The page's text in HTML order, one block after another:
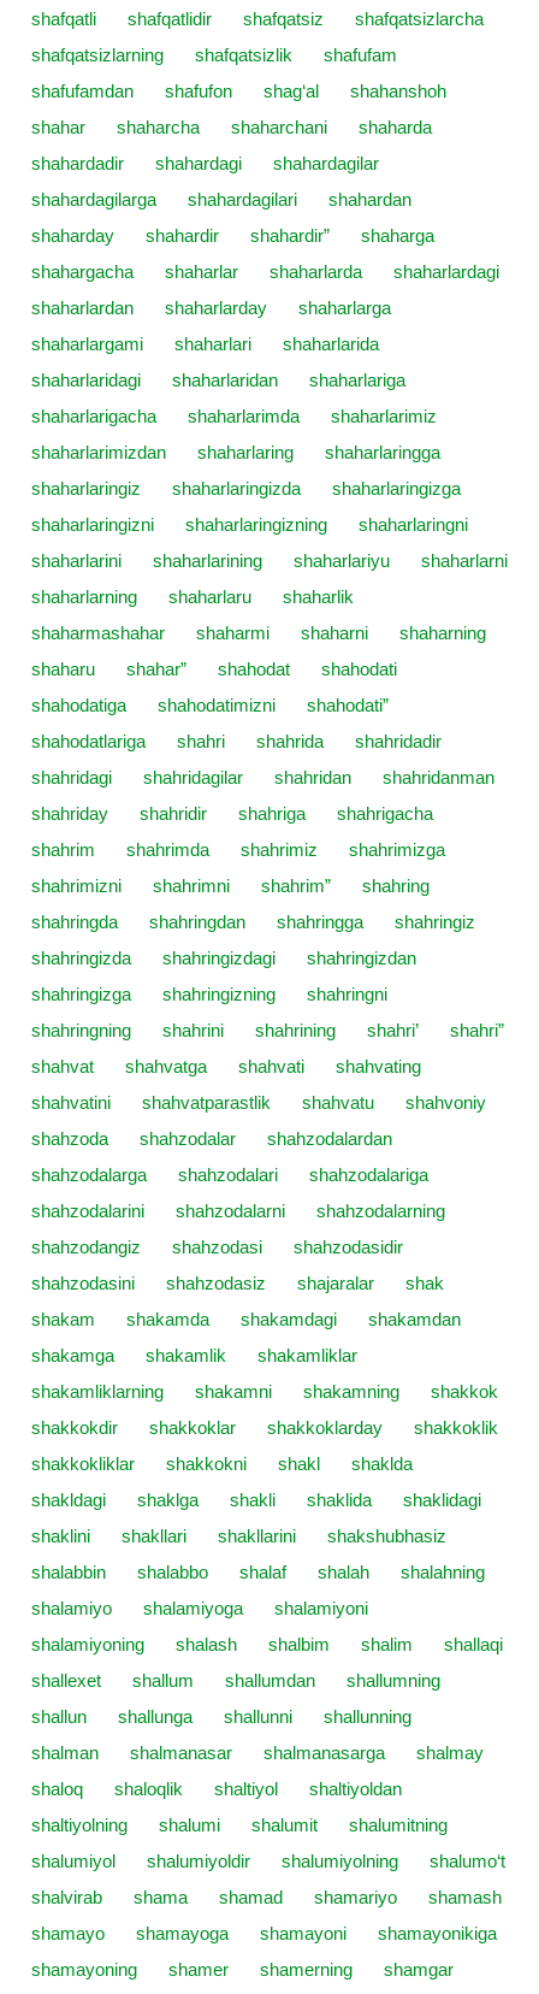
shafqatli
shafqatlidir shafqatsiz
shafqatsizlarcha
shafqatsizlarning
shafqatsizlik
shafufam
shafufamdan
shafufon shag‘al
shahanshoh
shahar
shaharcha shaharchani
shaharda
shahardadir
shahardagi
shahardagilar
shahardagilarga
shahardagilari
shahardan
shaharday
shahardir shahardir”
shaharga
shahargacha
shaharlar shaharlarda
shaharlardagi
shaharlardan
shaharlarday
shaharlarga
shaharlargami
shaharlari
shaharlarida
shaharlaridagi
shaharlaridan
shaharlariga
shaharlarigacha
shaharlarimda
shaharlarimiz
shaharlarimizdan
shaharlaring
shaharlaringga
shaharlaringiz
shaharlaringizda
shaharlaringizga
shaharlaringizni
shaharlaringizning
shaharlaringni
shaharlarini
shaharlarining shaharlariyu
shaharlarni
shaharlarning
shaharlaru
shaharlik
shaharmashahar
shaharmi shaharni
shaharning
shaharu
shahar” shahodat
shahodati
shahodatiga
shahodatimizni
shahodati”
shahodatlariga
shahri shahrida
shahridadir
shahridagi
shahridagilar shahridan
shahridanman
shahriday
shahridir shahriga
shahrigacha
shahrim
shahrimda shahrimiz
shahrimizga
shahrimizni
shahrimni shahrim”
shahring
shahringda
shahringdan shahringga
shahringiz
shahringizda
shahringizdagi
shahringizdan
shahringizga
shahringizning
shahringni
shahringning
shahrini shahrining shahri’
shahri”
shahvat
shahvatga shahvati
shahvating
shahvatini
shahvatparastlik shahvatu
shahvoniy
shahzoda
shahzodalar
shahzodalardan
shahzodalarga
shahzodalari
shahzodalariga
shahzodalarini
shahzodalarni
shahzodalarning
shahzodangiz
shahzodasi
shahzodasidir
shahzodasini
shahzodasiz shajaralar
shak
shakam
shakamda shakamdagi
shakamdan
shakamga
shakamlik
shakamliklar
shakamliklarning
shakamni shakamning
shakkok
shakkokdir
shakkoklar shakkoklarday
shakkoklik
shakkokliklar
shakkokni shakl
shaklda
shakldagi
shaklga shakli shaklida
shaklidagi
shaklini
shakllari shakllarini
shakshubhasiz
shalabbin
shalabbo shalaf shalah
shalahning
shalamiyo
shalamiyoga
shalamiyoni
shalamiyoning
shalash shalbim shalim
shallaqi
shallexet
shallum shallumdan
shallumning
shallun
shallunga shallunni
shallunning
shalman
shalmanasar shalmanasarga
shalmay
shaloq
shaloqlik shaltiyol
shaltiyoldan
shaltiyolning
shalumi shalumit
shalumitning
shalumiyol
shalumiyoldir shalumiyolning
shalumo‘t
shalvirab
shama shamad shamariyo
shamash
shamayo
shamayoga shamayoni
shamayonikiga
shamayoning
shamer shamerning
shamgar